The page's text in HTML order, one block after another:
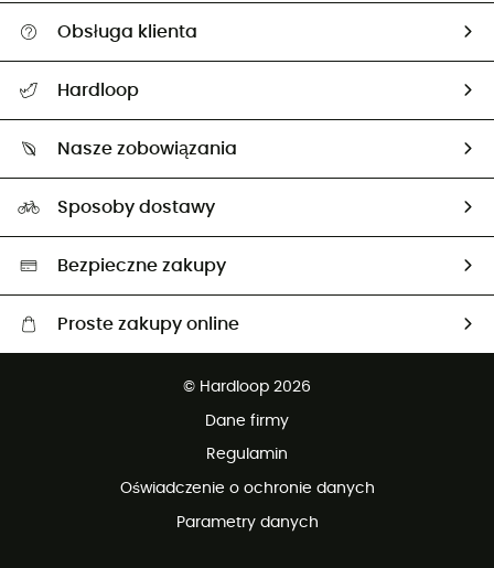
Obsługa klienta
Śledzenie przesyłki
Zwrot artykułów i zwrot środków
Hardloop
Nasze zobowiązania
Neutralność węglowa
Wybrane produkty eko
Sposoby dostawy
Bezpieczne zakupy
Proste zakupy online
© Hardloop 2026
Dane firmy
Regulamin
Oświadczenie o ochronie danych
Parametry danych